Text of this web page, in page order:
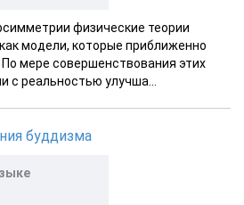
физические теории
модели, которые приближенно
мере совершенствования этих
с реальностью улучша...
буддизма